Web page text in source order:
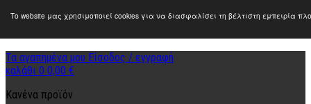
Το website μας χρησιμοποιεί cookies για να διασφαλίσει τη βέλτιστη εμπειρία
Τα αγαπημένα μου Είσοδος / εγγραφή
καλάθι 0 0,00 €
Κανένα προϊόν